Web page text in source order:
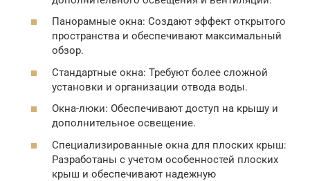
Панорамные окна: Создают эффект открытого
пространства и обеспечивают максимальный
обзор.
Стандартные окна: Требуют более сложной
установки и организации отвода воды.
Окна-люки: Обеспечивают доступ на крышу и
дополнительное освещение.
Специализированные окна для плоских крыш:
Разработаны с учетом особенностей плоских
крыш и обеспечивают надежную